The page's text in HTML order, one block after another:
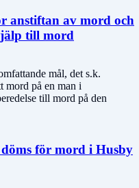
anstiftan av mord och
till mord
mål, det s.k.
mord på en man i
till mord på den
för mord i Husby